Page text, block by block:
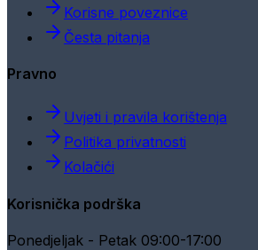
Korisne poveznice
Česta pitanja
Pravno
Uvjeti i pravila korištenja
Politika privatnosti
Kolačići
Korisnička podrška
Ponedjeljak - Petak 09:00-17:00